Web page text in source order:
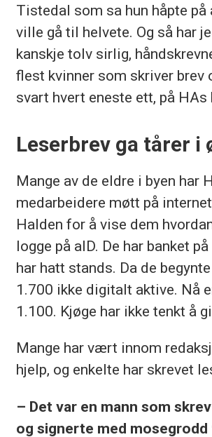
Tistedal som sa hun håpte på
ville gå til helvete. Og så har
kanskje tolv sirlig,
flest kvinner som skriver brev
svart hvert eneste ett, på HAs
Leserbrev ga tårer i
Mange av de eldre i byen har
medarbeidere møtt på
Halden for å vise dem
logge på aID. De har banket
har hatt stands. Da de
1.700 ikke digitalt aktive. Nå
1.100. Kjøge har ikke tenkt å
Mange har vært innom
hjelp, og enkelte har skrevet
– Det var en mann som
og signerte med mosegrodd